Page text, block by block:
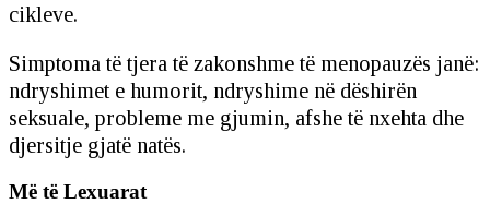
cikleve.
Simptoma të tjera të zakonshme të menopauzës janë:
ndryshimet e humorit, ndryshime në dëshirën
seksuale, probleme me gjumin, afshe të nxehta dhe
djersitje gjatë natës.
Më të Lexuarat